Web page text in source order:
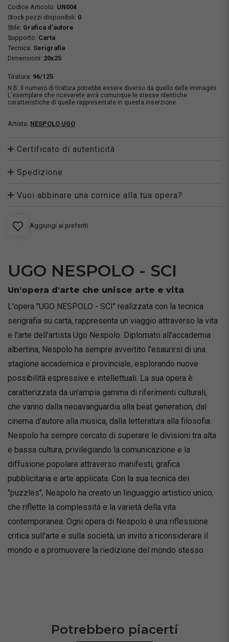
Codice Articolo: UN004
Stock pezzi disponibili: 0
Stile: Grafica d'autore
Supporto: Carta
Tecnica: Serigrafia
Dimensioni: 20x25
Tiratura: 96/125
N.B. Il numero di tiratura potrebbe essere diverso da quello delle immagini.
L'esemplare che riceverete avrà comunque le stesse identiche
caratteristiche di quelle rappresentate in questa inserzione.
Artista: NESPOLO UGO
Certificato di autenticità
Spedizione
Vuoi abbinare una cornice alla tua opera?
Aggiungi ai preferiti
UGO NESPOLO - SCI
Un'opera d'arte che unisce arte e vita
L'opera "UGO NESPOLO - SCI" realizzata con la tecnica
serigrafia su carta, rappresenta un viaggio attraverso la vita
e l'arte dell'artista Ugo Nespolo. Diplomato all'accademia
albertina, Nespolo ha sempre avvertito l'esaurirsi di una
stagione accademica e provinciale, esplorando nuove
possibilità espressive e intellettuali. La sua opera è
caratterizzata da un'ampia gamma di riferimenti culturali,
che vanno dalla neoavanguardia alla beat generation, dal
cinema d'autore alla musica, dalla letteratura alla filosofia.
Nespolo ha sempre cercato di superare le divisioni tra alta
e bassa cultura, privilegiando la comunicazione e la
diffusione popolare attraverso manifesti, grafica
pubblicitaria e arte applicata. Con la sua tecnica dei
"puzzles", Nespolo ha creato un linguaggio artistico unico,
che riflette la complessità e la varietà della vita
contemporanea. Ogni opera di Nespolo è una riflessione
critica sull'arte e sulla società, un invito a riconsiderare il
mondo e a promuovere la riedizione del mondo stesso.
Potrebbero piacerti